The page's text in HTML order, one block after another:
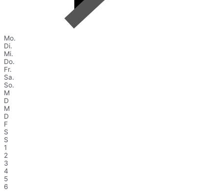
Mo.
Di.
Mi.
Do.
Fr.
Sa.
So.
M
D
M
D
F
S
S
1
2
3
4
5
6